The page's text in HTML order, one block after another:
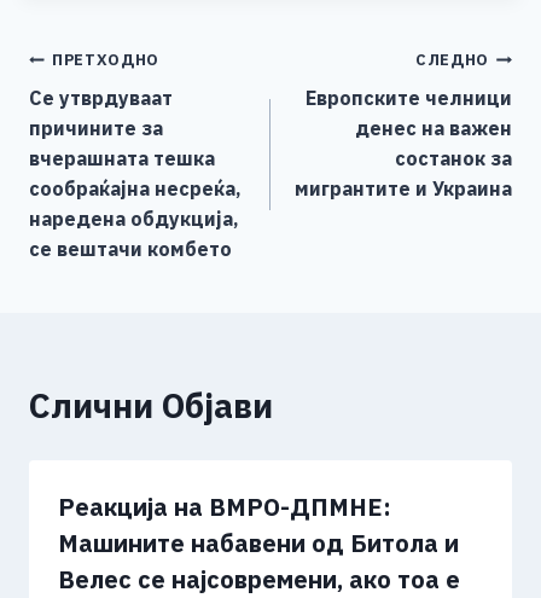
b
o
o
k
n
g
er
Li
n
k
Навигација
на
напис
ПРЕТХОДНО
Се утврдуваат
причините за
вчерашната тешка
сообраќајна несреќа,
наредена обдукција,
се вештачи комбето
СЛЕДНО
Европските челници
денес на важен
состанок за
мигрантите и Украина
Слични Објави
Реакција на ВМРО-ДПМНЕ:
Машините набавени од Битола и
Велес се најсовремени, ако тоа е